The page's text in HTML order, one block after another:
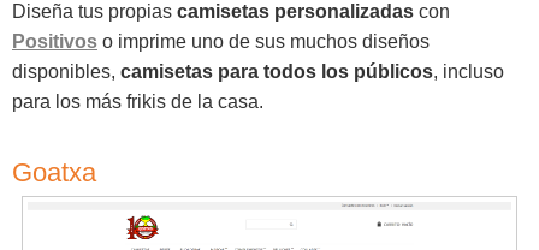
Diseña tus propias camisetas personalizadas con
Positivos o imprime uno de sus muchos diseños
disponibles, camisetas para todos los públicos, incluso
para los más frikis de la casa.
Goatxa